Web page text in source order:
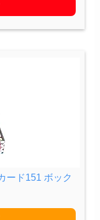
ード151 ボック